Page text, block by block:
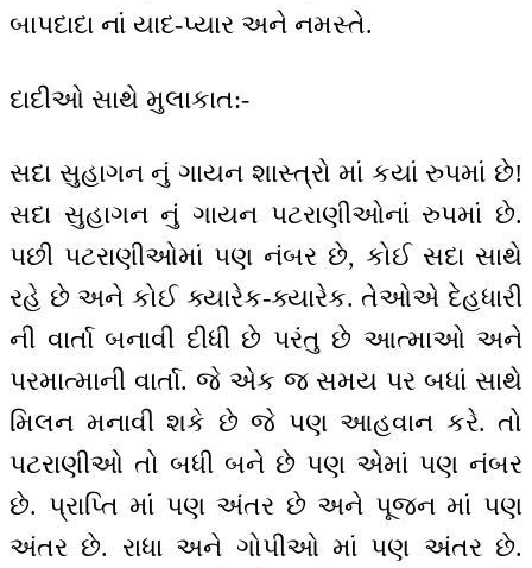
બાપદાદા નાં યાદ-પ્યાર અને નમસ્તે.
દાદીઓ સાથે મુલાકાત:-
સદા સુહાગન નું ગાયન શાસ્ત્રો માં કયાં રુપમાં છે!
સદા સુહાગન નું ગાયન પટરાણીઓનાં રુપમાં છે.
પછી પટરાણીઓમાં પણ નંબર છે, કોઈ સદા સાથે
રહે છે અને કોઈ ક્યારેક-ક્યારેક. તેઓએ દેહધારી
ની વાર્તા બનાવી દીધી છે પરંતુ છે આત્માઓ અને
પરમાત્માની વાર્તા. જે એક જ સમય પર બધાં સાથે
મિલન મનાવી શકે છે જે પણ આહવાન કરે. તો
પટરાણીઓ તો બધી બને છે પણ એમાં પણ નંબર
છે. પ્રાપ્તિ માં પણ અંતર છે અને પૂજન માં પણ
અંતર છે. રાધા અને ગોપીઓ માં પણ અંતર છે.